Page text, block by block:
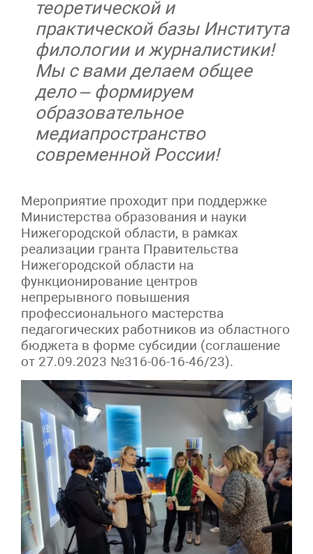
теоретической и
практической базы Института
филологии и журналистики!
Мы с вами делаем общее
дело – формируем
образовательное
медиапространство
современной России!
Мероприятие проходит при поддержке
Министерства образования и науки
Нижегородской области, в рамках
реализации гранта Правительства
Нижегородской области на
функционирование центров
непрерывного повышения
профессионального мастерства
педагогических работников из областного
бюджета в форме субсидии (соглашение
от 27.09.2023 №316-06-16-46/23).